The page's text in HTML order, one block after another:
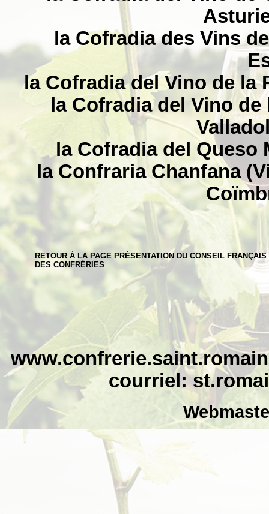
la Cofradia des Vins
la Cofradia del Vino de la
la Cofradia del Vino
la Cofradia del Queso
la Confraria Chanfana
RETOUR À LA PAGE PRÉSENTATION DU CONSEIL FRANÇAIS
DES CONFRÉRIES
courriel: